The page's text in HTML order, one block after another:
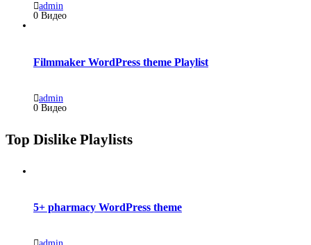
admin
0 Видео
Filmmaker WordPress theme Playlist
admin
0 Видео
Top Dislike Playlists
5+ pharmacy WordPress theme